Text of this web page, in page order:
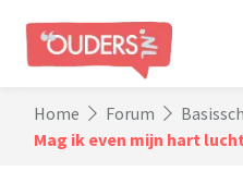
Home Forum
Mag ik even mijn hart